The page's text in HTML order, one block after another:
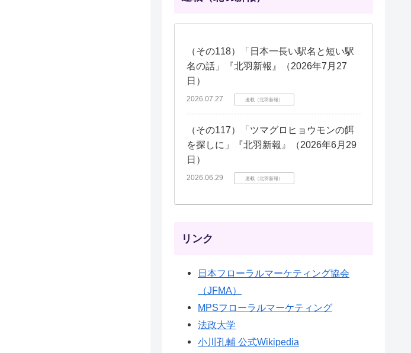
（その118）「日本一長い駅名と短い駅
名の話」『北羽新報』（2026年7月27
日）
2026.07.27 連載（北羽新報）
（その117）「ツマグロヒョウモンの餌
を探しに」『北羽新報』（2026年6月29
日）
2026.06.29 連載（北羽新報）
リンク
日本フローラルマーケティング協会
（JFMA）
MPSフローラルマーケティング
法政大学
小川孔輔 公式Wikipedia